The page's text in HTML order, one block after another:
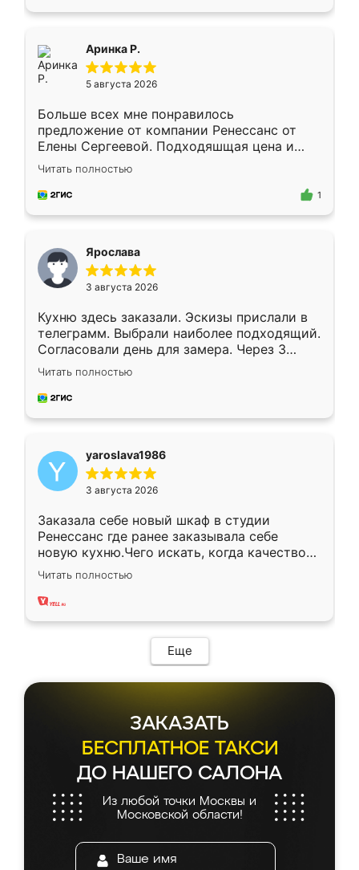
Аринка Р.
5 августа 2026
Больше всех мне понравилось
предложение от компании Ренессанс от
Елены Сергеевой. Подходяшщая цена и
короткие сроки изготовления. Приехавший
для замера сотрудник Владислав
предложил по моему эскизу самый
Читать полностью
1
Ярослава
3 августа 2026
Кухню здесь заказали. Эскизы прислали в
телеграмм. Выбрали наиболее подходящий.
Согласовали день для замера. Через 3
недели кухня была уже готова. Остались
довольны работой. Спасибо Ренессанс
мебель за качественную работу!
Читать полностью
yaroslava1986
3 августа 2026
Заказала себе новый шкаф в студии
Ренессанс где ранее заказывала себе
новую кухню.Чего искать, когда качеством
вполне довольна. Служит кухня уже почти
два года, нареканий нет.
Читать полностью
Еще
ЗАКАЗАТЬ
БЕСПЛАТНОЕ ТАКСИ
ДО НАШЕГО САЛОНА
Из любой точки Москвы и
Московской области!